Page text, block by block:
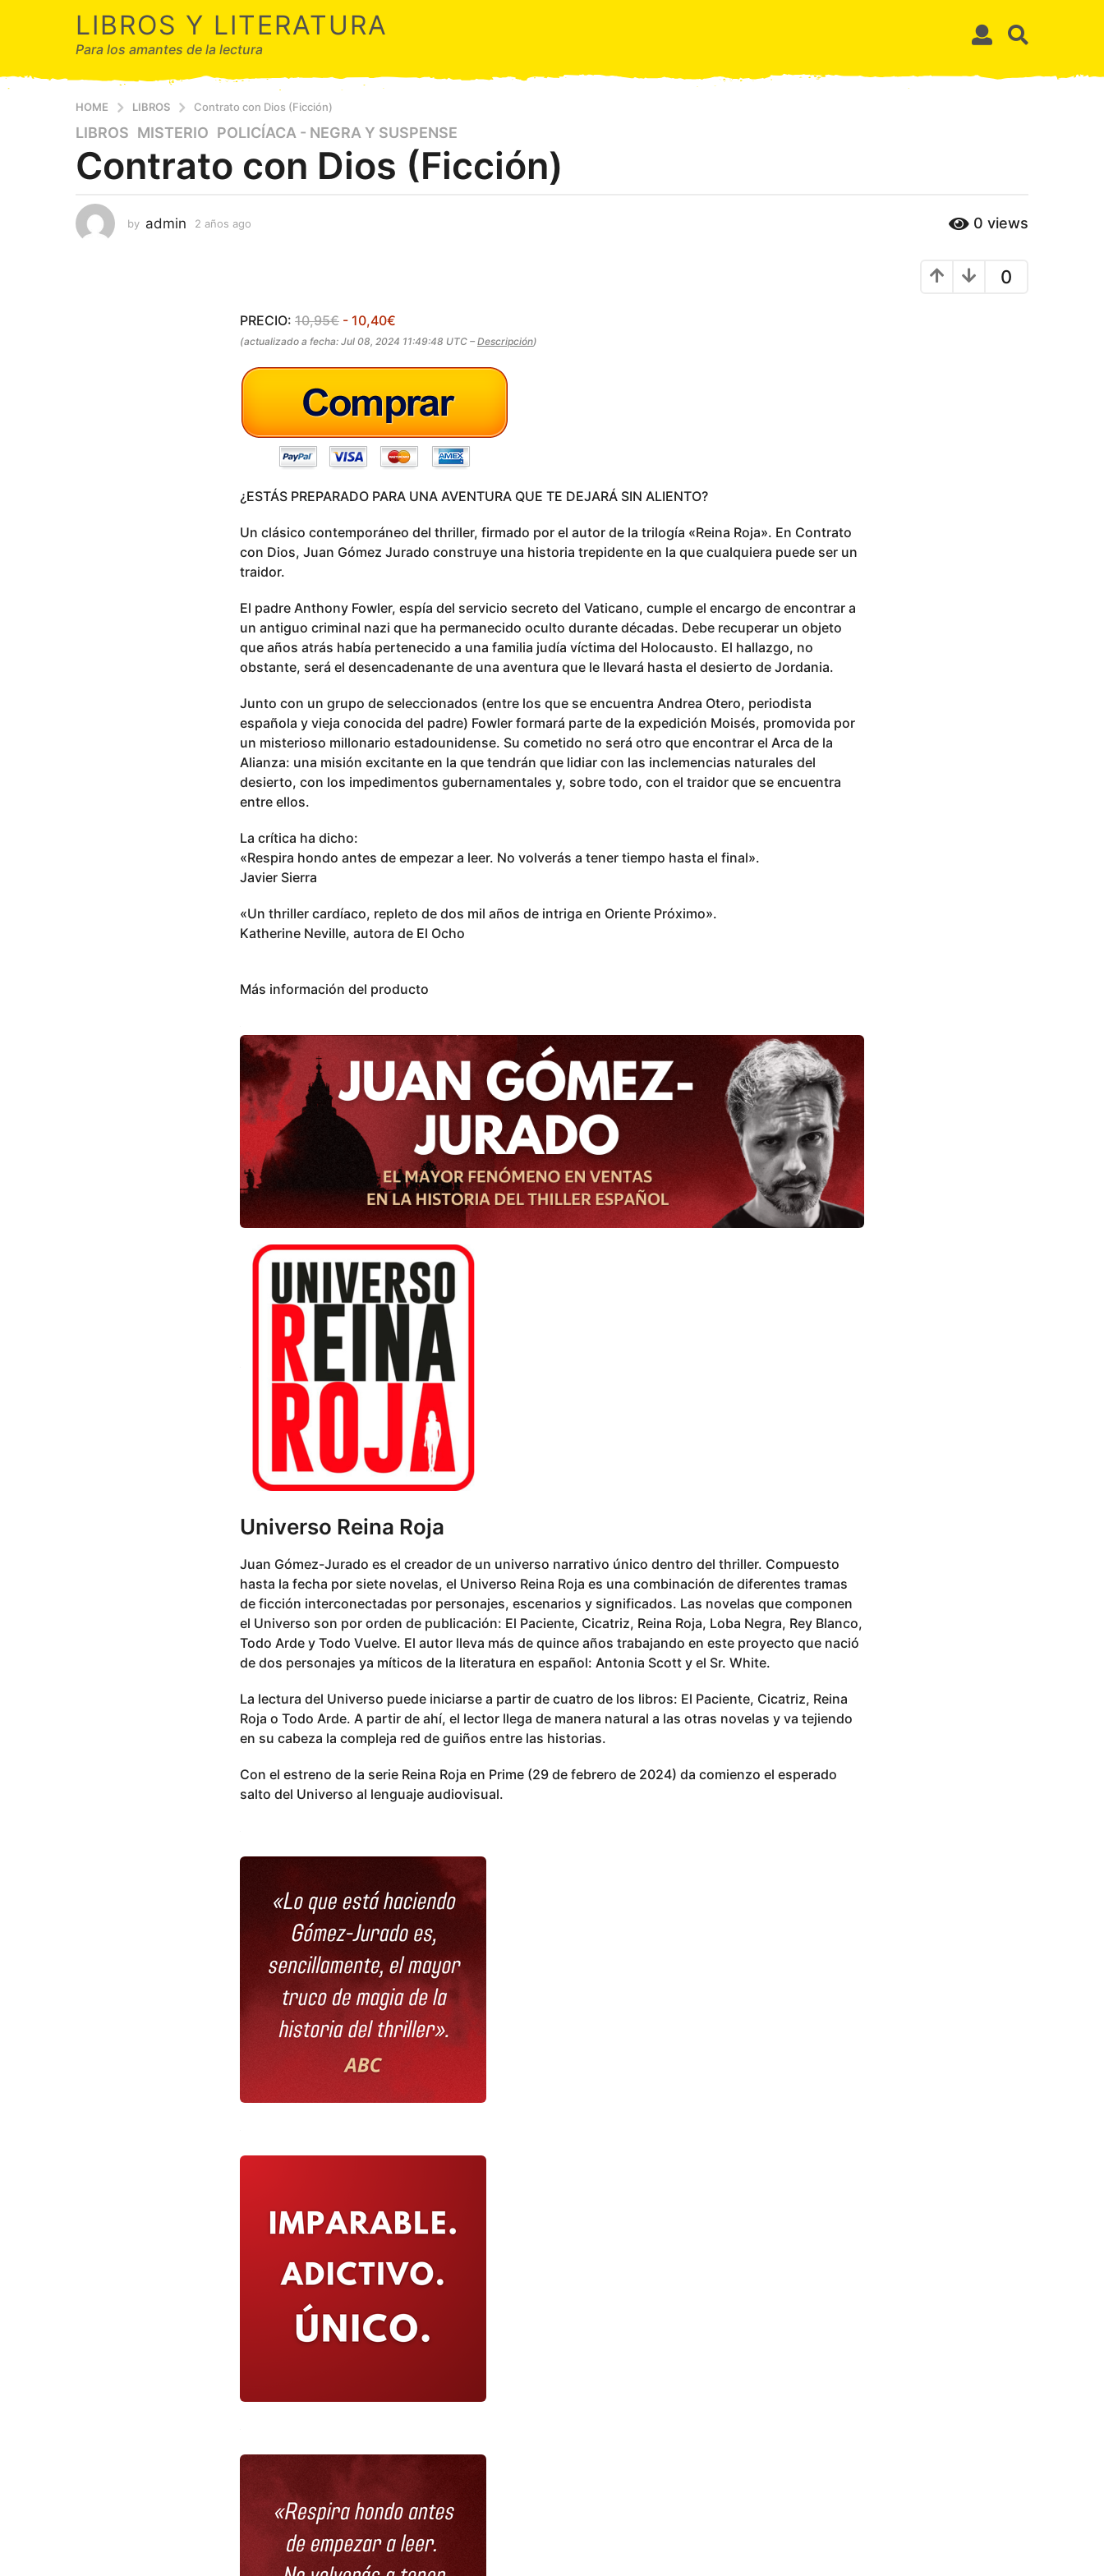
LIBROS Y LITERATURA
Para los amantes de la lectura
HOME LIBROS Contrato con Dios (Ficción)
2
a
ñ
s
a
LIBROS ,MISTERIO ,POLICÍACA - NEGRA Y SUSPENSE
Contrato con Dios (Ficción)
by admin 2 años ago
g
0 views
0
PRECIO: 10,95€ - 10,40€
(actualizado a fecha: Jul 08, 2024 11:49:48 UTC – Descripción)
¿ESTÁS PREPARADO PARA UNA AVENTURA QUE TE DEJARÁ SIN ALIENTO?
Un clásico contemporáneo del thriller, firmado por el autor de la trilogía «Reina Roja». En Contrato
con Dios, Juan Gómez Jurado construye una historia trepidente en la que cualquiera puede ser un
traidor.
El padre Anthony Fowler, espía del servicio secreto del Vaticano, cumple el encargo de encontrar a
un antiguo criminal nazi que ha permanecido oculto durante décadas. Debe recuperar un objeto
que años atrás había pertenecido a una familia judía víctima del Holocausto. El hallazgo, no
obstante, será el desencadenante de una aventura que le llevará hasta el desierto de Jordania.
Junto con un grupo de seleccionados (entre los que se encuentra Andrea Otero, periodista
española y vieja conocida del padre) Fowler formará parte de la expedición Moisés, promovida por
un misterioso millonario estadounidense. Su cometido no será otro que encontrar el Arca de la
Alianza: una misión excitante en la que tendrán que lidiar con las inclemencias naturales del
desierto, con los impedimentos gubernamentales y, sobre todo, con el traidor que se encuentra
entre ellos.
La crítica ha dicho:
«Respira hondo antes de empezar a leer. No volverás a tener tiempo hasta el final».
Javier Sierra
«Un thriller cardíaco, repleto de dos mil años de intriga en Oriente Próximo».
Katherine Neville, autora de El Ocho
Más información del producto
Universo Reina Roja
Juan Gómez-Jurado es el creador de un universo narrativo único dentro del thriller. Compuesto
hasta la fecha por siete novelas, el Universo Reina Roja es una combinación de diferentes tramas
de ficción interconectadas por personajes, escenarios y significados. Las novelas que componen
el Universo son por orden de publicación: El Paciente, Cicatriz, Reina Roja, Loba Negra, Rey Blanco,
Todo Arde y Todo Vuelve. El autor lleva más de quince años trabajando en este proyecto que nació
de dos personajes ya míticos de la literatura en español: Antonia Scott y el Sr. White.
La lectura del Universo puede iniciarse a partir de cuatro de los libros: El Paciente, Cicatriz, Reina
Roja o Todo Arde. A partir de ahí, el lector llega de manera natural a las otras novelas y va tejiendo
en su cabeza la compleja red de guiños entre las historias.
Con el estreno de la serie Reina Roja en Prime (29 de febrero de 2024) da comienzo el esperado
salto del Universo al lenguaje audiovisual.